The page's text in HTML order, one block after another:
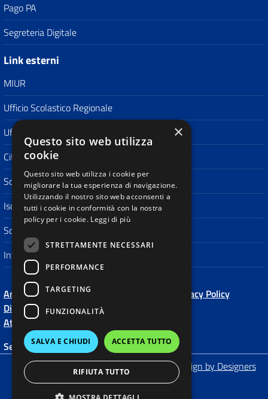
Pago PA
Segreteria Digitale
Link esterni
MIUR
Ufficio Scolastico Regionale
Ufficio Scolastico Territoriale
Città di San Donà di Piave
Scuola in Chiaro
Iscrizioni On Line
Scuola polo per la formazione
Invalsi
Amministrazione Trasparente
Privacy Policy
Dichiarazione di accessibilità
Attuazione Misure PNRR
Seguici su:
Made byQweb WebAgency-Concept & Design by Designers
Italia
×
Questo sito web utilizza
cookie
Questo sito web utilizza i cookie per
migliorare la tua esperienza di navigazione.
Utilizzando il nostro sito web acconsenti a
tutti i cookie in conformità con la nostra
policy per i cookie. Leggi di più
STRETTAMENTE NECESSARI
PERFORMANCE
TARGETING
FUNZIONALITÀ
SALVA E CHIUDI ACCETTA TUTTO
RIFIUTA TUTTO